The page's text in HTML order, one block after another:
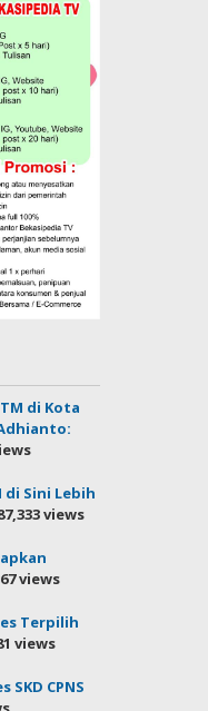
di Kota
di Sini Lebih
views
views
Terpilih
views
CPNS